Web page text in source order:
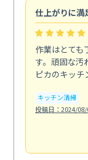
仕上がりに満
作業はとても
す。頑固な汚
ピカのキッチ
キッチン清掃
投稿日：2024/08/